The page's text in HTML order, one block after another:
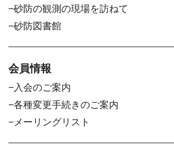
砂防の観測の現場を訪ねて
砂防図書館
会員情報
入会のご案内
各種変更手続きのご案内
メーリングリスト